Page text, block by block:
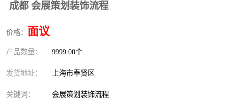
成都 会展策划装饰流程
价格： 面议
产品数量： 9999.00个
发货地址： 上海市奉贤区
关键词： 会展策划装饰流程